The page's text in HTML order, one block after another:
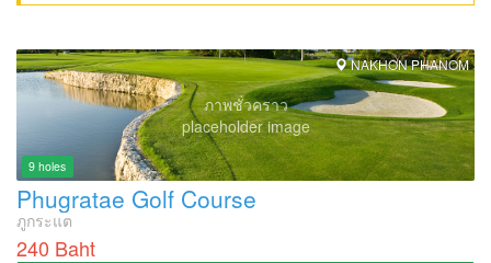
ภาพชั่วคราว
placeholder image
NAKHON PHANOM
9 holes
Phugratae Golf Course
ภูกระแต
240 Baht